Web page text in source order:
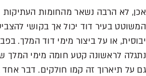
אכן, לא הרבה נשאר מהחומות העתיקות
המשוטט בעיר דוד יכול אך בקושי
יבוסית, או על ביצור מימי דוד המלך.
נתגלה לראשונה קטע חומה מימי המלך
גם על תיארוך זה קמו חולקים. דבר